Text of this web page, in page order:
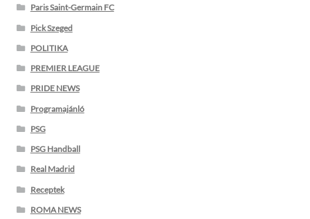
Paris Saint-Germain FC
Pick Szeged
POLITIKA
PREMIER LEAGUE
PRIDE NEWS
Programajánló
PSG
PSG Handball
Real Madrid
Receptek
ROMA NEWS